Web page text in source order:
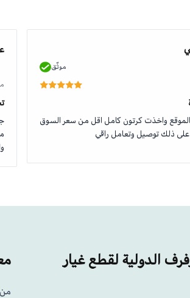
موثّق
واخذت كرتون كامل اقل من سعر السوق
على ذلك توصيل وتعامل راقي
الدولية لقطع غيار